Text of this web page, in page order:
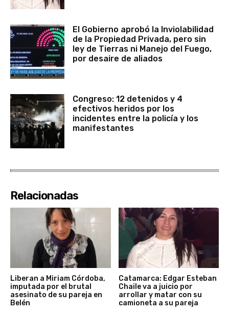
El Gobierno aprobó la Inviolabilidad
de la Propiedad Privada, pero sin
ley de Tierras ni Manejo del Fuego,
por desaire de aliados
Congreso: 12 detenidos y 4
efectivos heridos por los
incidentes entre la policía y los
manifestantes
Relacionadas
Liberan a Miriam Córdoba,
imputada por el brutal
asesinato de su pareja en
Belén
Catamarca: Edgar Esteban
Chaile va a juicio por
arrollar y matar con su
camioneta a su pareja